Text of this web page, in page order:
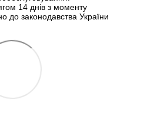
14 днів з моменту
до законодавства України